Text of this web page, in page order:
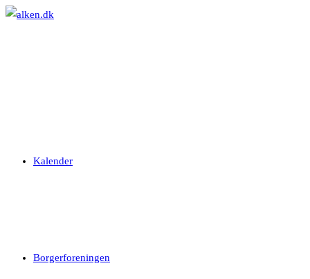
Skip
Kalender
Borgerforeningen